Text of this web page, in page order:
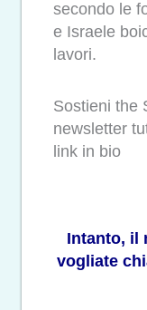
secondo le
e Israele
lavori.
Sostieni the
newsletter
link in bio
Intanto, il
vogliate